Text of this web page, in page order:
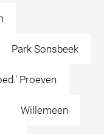
Park Sonsbeek
Proeven
Willemeen